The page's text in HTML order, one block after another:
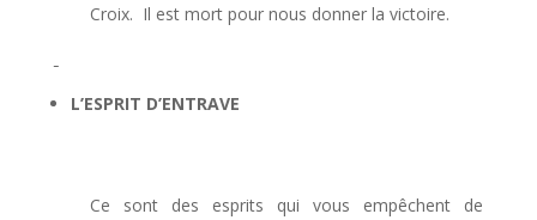
Croix. Il est mort pour nous donner la victoire.
L’ESPRIT D’ENTRAVE
Ce sont des esprits qui vous empêchent de